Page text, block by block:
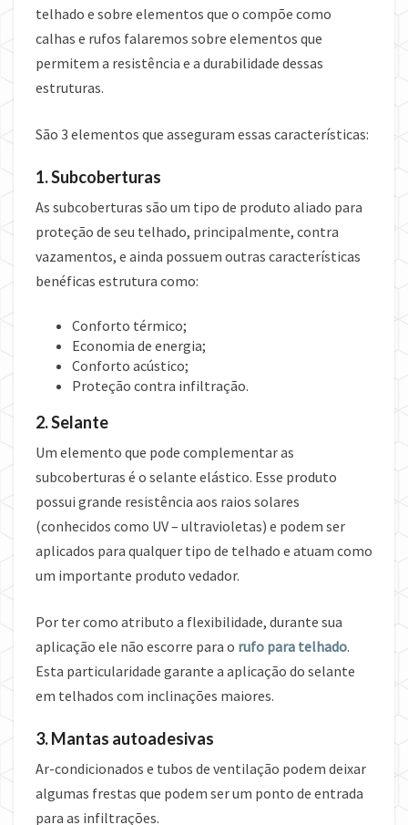
telhado e sobre elementos que o compõe como
calhas e rufos falaremos sobre elementos que
permitem a resistência e a durabilidade dessas
estruturas.
São 3 elementos que asseguram essas características:
1. Subcoberturas
As subcoberturas são um tipo de produto aliado para
proteção de seu telhado, principalmente, contra
vazamentos, e ainda possuem outras características
benéficas estrutura como:
Conforto térmico;
Economia de energia;
Conforto acústico;
Proteção contra infiltração.
2. Selante
Um elemento que pode complementar as
subcoberturas é o selante elástico. Esse produto
possui grande resistência aos raios solares
(conhecidos como UV – ultravioletas) e podem ser
aplicados para qualquer tipo de telhado e atuam como
um importante produto vedador.
Por ter como atributo a flexibilidade, durante sua
aplicação ele não escorre para o rufo para telhado.
Esta particularidade garante a aplicação do selante
em telhados com inclinações maiores.
3. Mantas autoadesivas
Ar-condicionados e tubos de ventilação podem deixar
algumas frestas que podem ser um ponto de entrada
para as infiltrações.